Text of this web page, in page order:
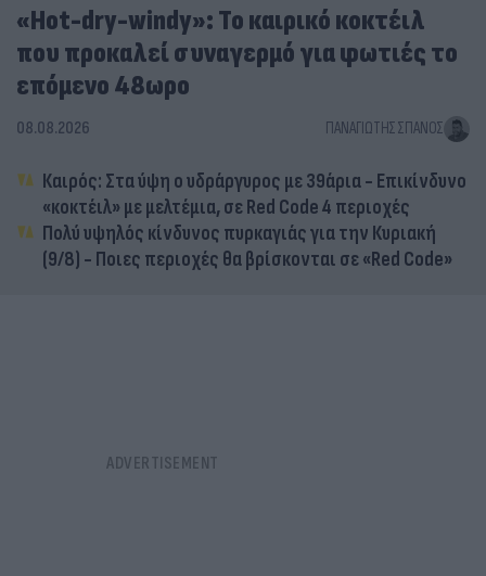
«Hot-dry-windy»: Το καιρικό κοκτέιλ
που προκαλεί συναγερμό για φωτιές το
επόμενο 48ωρο
08.08.2026 ΠΑΝΑΓΙΏΤΗΣ ΣΠΑΝΌΣ
Καιρός: Στα ύψη ο υδράργυρος με 39άρια - Επικίνδυνο
«κοκτέιλ» με μελτέμια, σε Red Code 4 περιοχές
Πολύ υψηλός κίνδυνος πυρκαγιάς για την Κυριακή
(9/8) - Ποιες περιοχές θα βρίσκονται σε «Red Code»